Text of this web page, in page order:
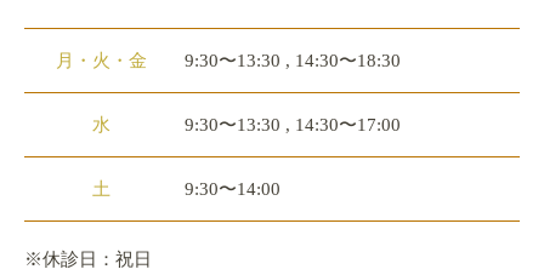
月・火・金 9:30〜13:30 , 14:30〜18:30
水 9:30〜13:30 , 14:30〜17:00
土 9:30〜14:00
※休診日：祝日